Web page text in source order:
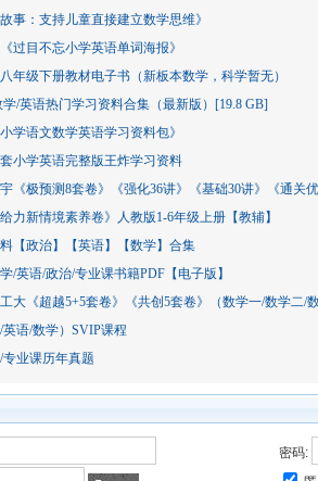
事：支持儿童直接建立数学思维》
过目不忘小学英语单词海报》
年级下册教材电子书（新板本数学，科学暂无）
/英语热门学习资料合集（最新版）[19.8 GB]
学语文数学英语学习资料包》
小学英语完整版王炸学习资料
《极预测8套卷》《强化36讲》《基础30讲》《通关优
力新情境素养卷》人教版1-6年级上册【教辅】
【政治】【英语】【数学】合集
/英语/政治/专业课书籍PDF【电子版】
大《超越5+5套卷》《共创5套卷》（数学一/数学二/数
语/数学）SVIP课程
业课历年真题
密码: